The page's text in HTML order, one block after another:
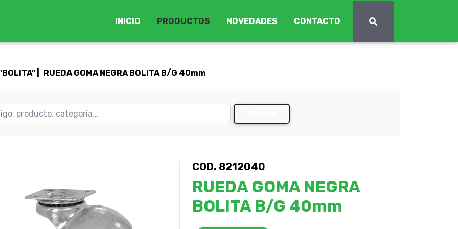
INICIO PRODUCTOS NOVEDADES CONTACTO
| RUEDA GOMA NEGRA BOLITA B/G 40mm
COD. 8212040
RUEDA GOMA NEGRA
BOLITA B/G 40mm